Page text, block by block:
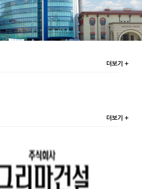
더보기 +
더보기 +